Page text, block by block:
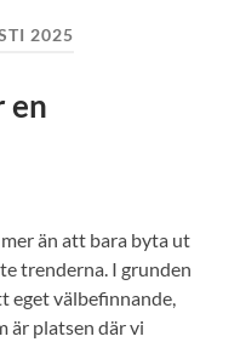
2025
en
än att bara byta ut
trenderna. I grunden
eget välbefinnande,
är platsen där vi